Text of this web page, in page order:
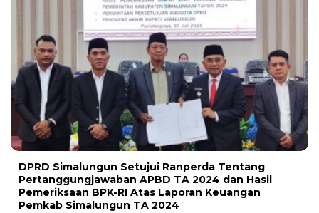
DPRD Simalungun Setujui Ranperda Tentang
Pertanggungjawaban APBD TA 2024 dan Hasil
Pemeriksaan BPK-RI Atas Laporan Keuangan
Pemkab Simalungun TA 2024